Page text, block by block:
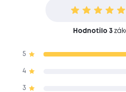
Hodnotilo 3
5
4
3